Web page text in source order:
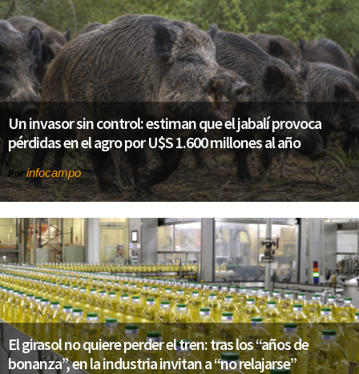
Un invasor sin control: estiman que el jabalí provoca
pérdidas en el agro por U$S 1.600 millones al año
Porinfocampo
El girasol no quiere perder el tren: tras los “años de
bonanza”, en la industria invitan a “no relajarse”